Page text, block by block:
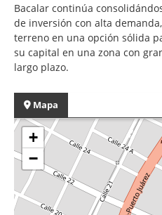
Bacalar continúa
de inversión con alta
terreno en una opción sólida
su capital en una zona con
largo plazo.
Mapa
+
−